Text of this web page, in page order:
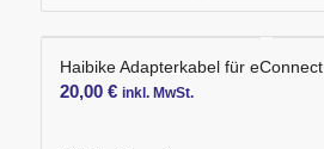
Haibike Adapterkabel für eConnect
20,00 € inkl. MwSt.